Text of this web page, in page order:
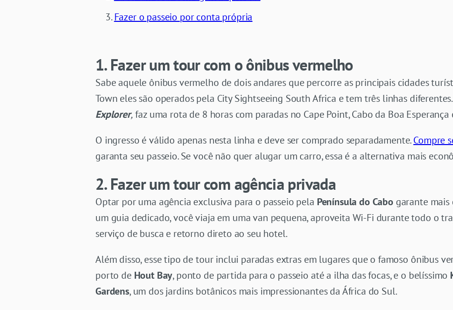
Fazer o passeio por conta própria
1. Fazer um tour com o ônibus vermelho
Sabe aquele ônibus vermelho de dois andares que percorre as principais cidades
Town eles são operados pela City Sightseeing South Africa e tem três linhas
Explorer,faz uma rota de 8 horas com paradas no Cape Point, Cabo da Boa
O ingresso é válido apenas nesta linha e deve ser comprado separadamente.Compre
garanta seu passeio. Se você não quer alugar um carro, essa é a alternativa mais
2. Fazer um tour com agência privada
Optar por uma agência exclusiva para o passeio pela Península do Cabo garante mais
um guia dedicado, você viaja em uma van pequena, aproveita Wi-Fi durante todo o
serviço de busca e retorno direto ao seu hotel.
Além disso, esse tipo de tour inclui paradas extras em lugares que o famoso ônibus
porto de Hout Bay, ponto de partida para o passeio até a ilha das focas, e o belíssimo
Gardens, um dos jardins botânicos mais impressionantes da África do Sul.